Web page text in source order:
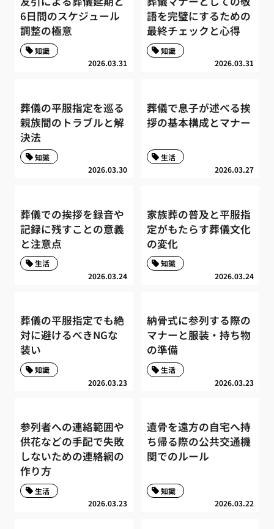
6日間のスケジュール
調整の極意
2026.03.31
知識
語を完璧にするための
最終チェックと心得
2026.03.31
知識
葬儀の平服指定を巡る
親族間のトラブルと解
決法
2026.03.30
知識
葬儀で息子が述べる挨
拶の基本構成とマナー
2026.03.27
生活
葬儀での挨拶を録音や
記録に残すことの意義
と注意点
2026.03.24
生活
家族葬の普及と平服指
定がもたらす葬儀文化
の変化
2026.03.24
知識
葬儀の平服指定でも絶
対に避けるべきNGな
装い
2026.03.23
知識
納骨式に参列する際の
マナーと服装・持ち物
の準備
2026.03.23
生活
参列者への連絡範囲や
供花などの手配で失敗
しないための連絡網の
作り方
2026.03.23
生活
遺骨を遠方の自宅へ持
ち帰る際の公共交通機
関でのルール
2026.03.22
知識